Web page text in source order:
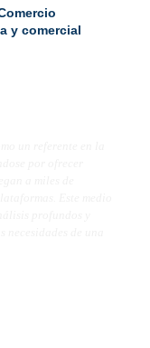
y comercial